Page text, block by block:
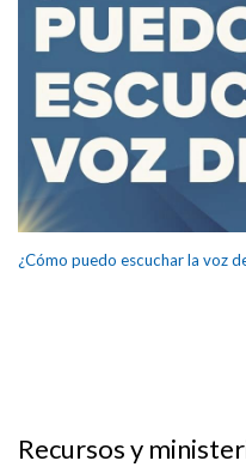
¿Cómo puedo escuchar la voz
Recursos y